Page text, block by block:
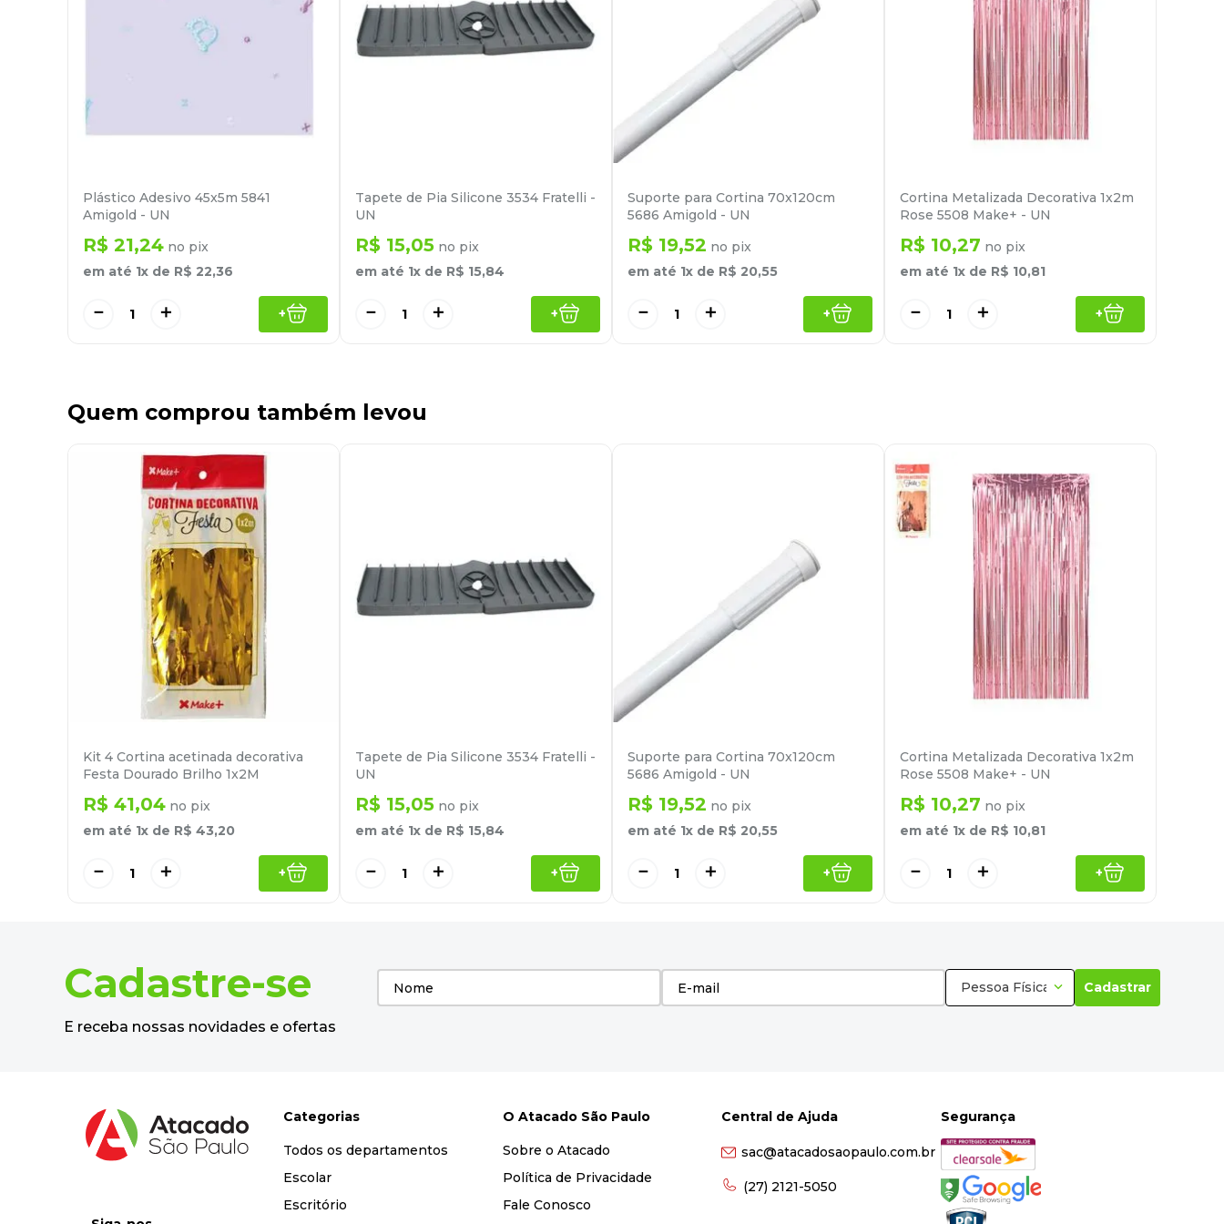
Plástico Adesivo 45x5m 5841
Amigold - UN
R$ 21,24 no pix
em até 1x de R$ 22,36
＋
－ +
Tapete de Pia Silicone 3534 Fratelli -
UN
R$ 15,05 no pix
em até 1x de R$ 15,84
＋
－ +
Suporte para Cortina 70x120cm
5686 Amigold - UN
R$ 19,52 no pix
em até 1x de R$ 20,55
＋
－ +
Cortina Metalizada Decorativa 1x2m
Rose 5508 Make+ - UN
R$ 10,27 no pix
em até 1x de R$ 10,81
＋
－ +
Quem comprou também levou
Kit 4 Cortina acetinada decorativa
Festa Dourado Brilho 1x2M
R$ 41,04 no pix
em até 1x de R$ 43,20
＋
－ +
Tapete de Pia Silicone 3534 Fratelli -
UN
R$ 15,05 no pix
em até 1x de R$ 15,84
＋
－ +
Suporte para Cortina 70x120cm
5686 Amigold - UN
R$ 19,52 no pix
em até 1x de R$ 20,55
＋
－ +
Cortina Metalizada Decorativa 1x2m
Rose 5508 Make+ - UN
R$ 10,27 no pix
em até 1x de R$ 10,81
＋
－ +
Cadastre-se
E receba nossas novidades e ofertas
Pessoa Física Cadastrar
Categorias
Todos os departamentos
Escolar
Escritório
O Atacado São Paulo
Sobre o Atacado
Política de Privacidade
Fale Conosco
Central de Ajuda
sac@atacadosaopaulo.com.br
(27) 2121-5050
Segurança